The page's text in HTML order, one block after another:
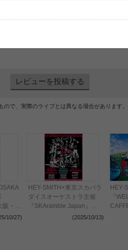
レビューを投稿する
で、実際のライブとは異なる場合があります。
・泉
の10/27)
HEY-SMITH×東京スカパラ
ダイスオーケストラ主催
『SKAramble Japan』
SHANK、MONGOL800、
(2025/10/13)
HEY-
『
＆ハ